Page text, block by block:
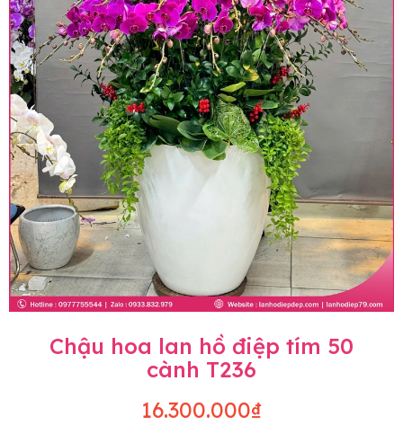
Chậu hoa lan hồ điệp tím 50
cành T236
16.300.000₫